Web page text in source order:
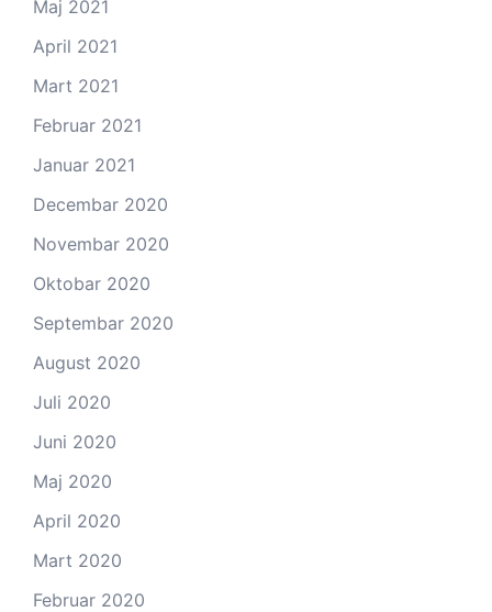
Maj 2021
April 2021
Mart 2021
Februar 2021
Januar 2021
Decembar 2020
Novembar 2020
Oktobar 2020
Septembar 2020
August 2020
Juli 2020
Juni 2020
Maj 2020
April 2020
Mart 2020
Februar 2020